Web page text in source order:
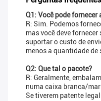
Q1: Você pode
R: Sim. Podemos
mas você deve
suportar o custo de
menos a quantidade de
Q2: Que tal o pacote?
R: Geralmente,
numa caixa branca/
Se tiverem patente